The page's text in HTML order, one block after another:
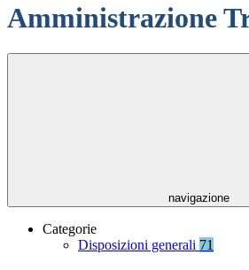
Amministrazione
navigazione
Categorie
Disposizioni generali 71